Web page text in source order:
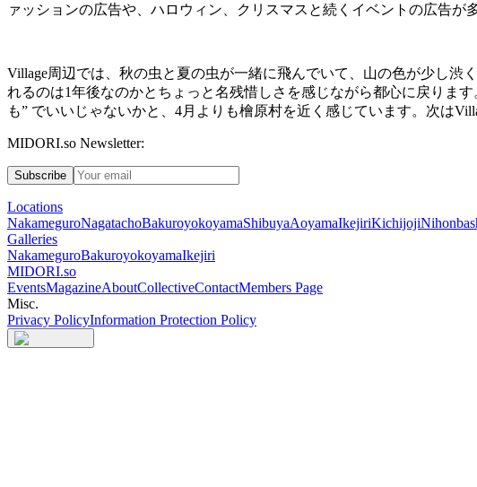
ァッションの広告や、ハロウィン、クリスマスと続くイベントの広告が
Village周辺では、秋の虫と夏の虫が一緒に飛んでいて、山の色が少し渋
れるのは1年後なのかとちょっと名残惜しさを感じながら都心に戻りま
も” でいいじゃないかと、 4月よりも檜原村を近く感じています。次は
MIDORI.so Newsletter:
Subscribe
Locations
NakameguroNagatachoBakuroyokoyamaShibuyaAoyamaIkejiriKichijoji
Galleries
NakameguroBakuroyokoyamaIkejiri
MIDORI.so
EventsMagazineAboutCollectiveContactMembers Page
Misc.
Privacy PolicyInformation Protection Policy